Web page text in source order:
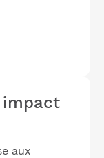
impact
aux